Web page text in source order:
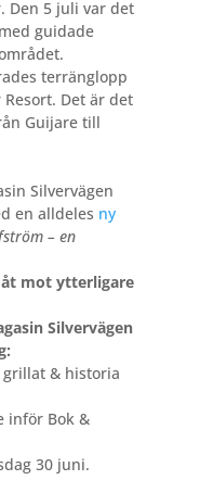
Den 5 juli var det
guidade
terränglopp
Det är det
Guijare till
Silvervägen
en alldeles ny
– en
mot ytterligare
Silvervägen
& historia
inför Bok &
30 juni.